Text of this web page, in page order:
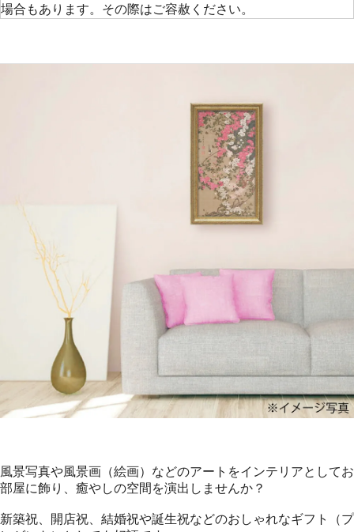
場合もあります。その際はご容赦ください。
風景写真や風景画（絵画）などのアートをインテリアとしてお
部屋に飾り、癒やしの空間を演出しませんか？
新築祝、開店祝、結婚祝や誕生祝などのおしゃれなギフト（プ